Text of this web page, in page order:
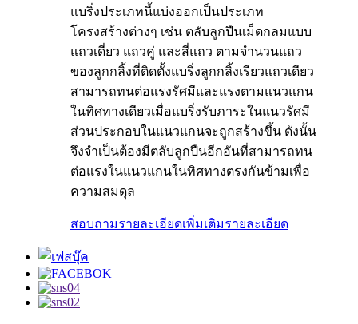
แบริ่งประเภทนี้แบ่งออกเป็นประเภท
โครงสร้างต่างๆ เช่น ตลับลูกปืนเม็ดกลมแบบ
แถวเดี่ยว แถวคู่ และสี่แถว ตามจำนวนแถว
ของลูกกลิ้งที่ติดตั้งแบริ่งลูกกลิ้งเรียวแถวเดียว
สามารถทนต่อแรงรัศมีและแรงตามแนวแกน
ในทิศทางเดียวเมื่อแบริ่งรับภาระในแนวรัศมี
ส่วนประกอบในแนวแกนจะถูกสร้างขึ้น ดังนั้น
จึงจำเป็นต้องมีตลับลูกปืนอีกอันที่สามารถทน
ต่อแรงในแนวแกนในทิศทางตรงกันข้ามเพื่อ
ความสมดุล
สอบถามรายละเอียดเพิ่มเติมรายละเอียด